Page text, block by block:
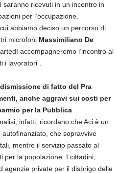
ricevuti in un incontro in
per l’occupazione.
abbiamo deciso un percorso di
microfoni Massimiliano De
accompagneremo l’incontro al
i lavoratori”.
di fatto del Pra
anche aggravi sui costi per
per la Pubblica
infatti, ricordano che Aci è un
autofinanziato, che sopravvive
mentre il servizio passato al
per la popolazione. I cittadini,
agenzie private per il disbrigo delle